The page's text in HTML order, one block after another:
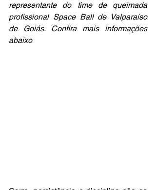
representante do time de queimada
profissional Space Ball de Valparaíso
de Goiás. Confira mais informações
abaixo